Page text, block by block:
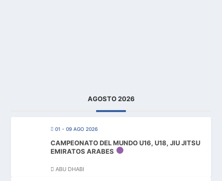
AGOSTO 2026
01 - 09 AGO 2026
CAMPEONATO DEL MUNDO U16, U18, JIU JITSU
EMIRATOS ARABES
ABU DHABI